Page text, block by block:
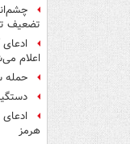
تضعیف
اعلام
حمله
ادعای
هرمز